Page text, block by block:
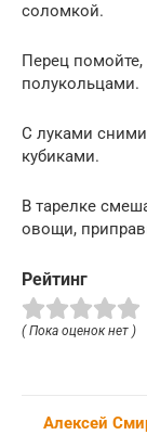
соломкой.
Перец помойте,
полукольцами.
С луками
кубиками.
В тарелке
овощи,
Рейтинг
( Пока оценок нет )
Алексей